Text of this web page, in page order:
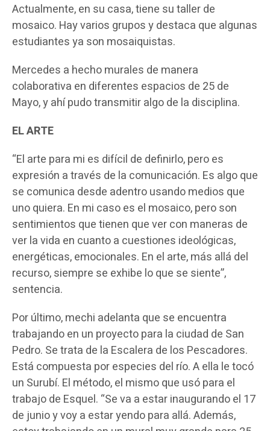
Actualmente, en su casa, tiene su taller de
mosaico. Hay varios grupos y destaca que algunas
estudiantes ya son mosaiquistas.
Mercedes a hecho murales de manera
colaborativa en diferentes espacios de 25 de
Mayo, y ahí pudo transmitir algo de la disciplina.
EL ARTE
“El arte para mi es difícil de definirlo, pero es
expresión a través de la comunicación. Es algo que
se comunica desde adentro usando medios que
uno quiera. En mi caso es el mosaico, pero son
sentimientos que tienen que ver con maneras de
ver la vida en cuanto a cuestiones ideológicas,
energéticas, emocionales. En el arte, más allá del
recurso, siempre se exhibe lo que se siente”,
sentencia.
Por último, mechi adelanta que se encuentra
trabajando en un proyecto para la ciudad de San
Pedro. Se trata de la Escalera de los Pescadores.
Está compuesta por especies del río. A ella le tocó
un Surubí. El método, el mismo que usó para el
trabajo de Esquel. “Se va a estar inaugurando el 17
de junio y voy a estar yendo para allá. Además,